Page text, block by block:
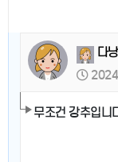
다
무조건 강추입니